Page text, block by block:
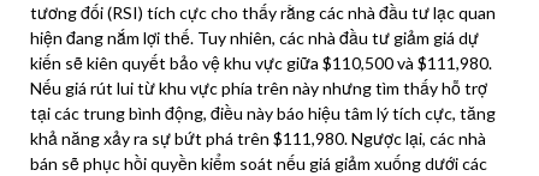
tương đối (RSI) tích cực cho thấy rằng các nhà đầu tư lạc quan
hiện đang nắm lợi thế. Tuy nhiên, các nhà đầu tư giảm giá dự
kiến sẽ kiên quyết bảo vệ khu vực giữa $110,500 và $111,980.
Nếu giá rút lui từ khu vực phía trên này nhưng tìm thấy hỗ trợ
tại các trung bình động, điều này báo hiệu tâm lý tích cực, tăng
khả năng xảy ra sự bứt phá trên $111,980. Ngược lại, các nhà
bán sẽ phục hồi quyền kiểm soát nếu giá giảm xuống dưới các